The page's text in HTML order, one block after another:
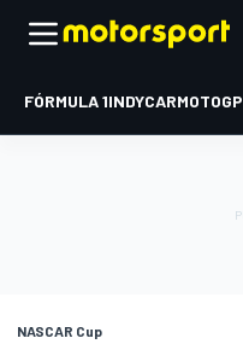
FÓRMULA 1INDYCARMOTOGP
NASCAR Cup